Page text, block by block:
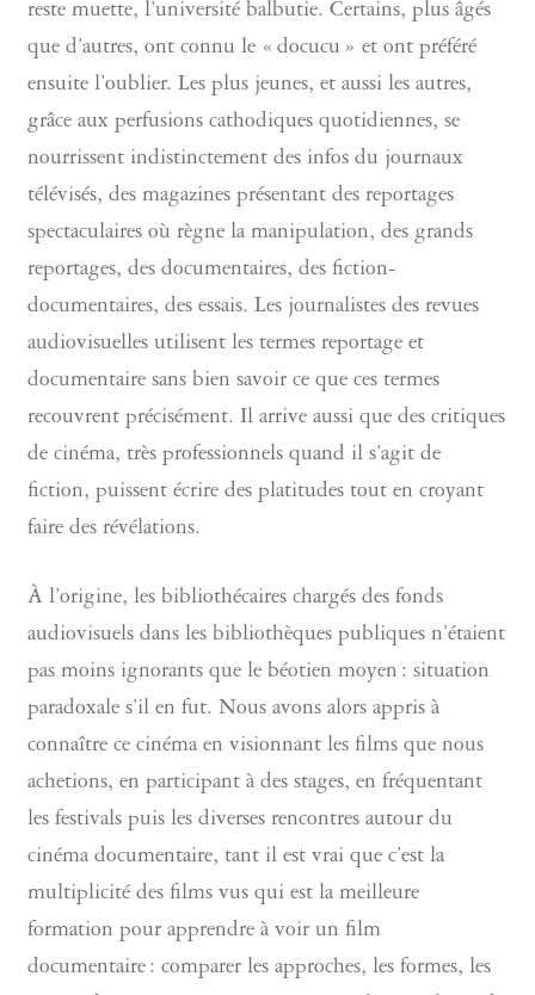
reste muette, l’université balbutie. Certains, plus âgés
que d’autres, ont connu le « docucu » et ont préféré
ensuite l’oublier. Les plus jeunes, et aussi les autres,
grâce aux perfusions cathodiques quotidiennes, se
nourrissent indistinctement des infos du journaux
télévisés, des magazines présentant des reportages
spectaculaires où règne la manipulation, des grands
reportages, des documentaires, des fiction-
documentaires, des essais. Les journalistes des revues
audiovisuelles utilisent les termes reportage et
documentaire sans bien savoir ce que ces termes
recouvrent précisément. Il arrive aussi que des critiques
de cinéma, très professionnels quand il s’agit de
fiction, puissent écrire des platitudes tout en croyant
faire des révélations.
À l’origine, les bibliothécaires chargés des fonds
audiovisuels dans les bibliothèques publiques n’étaient
pas moins ignorants que le béotien moyen : situation
paradoxale s’il en fut. Nous avons alors appris à
connaître ce cinéma en visionnant les films que nous
achetions, en participant à des stages, en fréquentant
les festivals puis les diverses rencontres autour du
cinéma documentaire, tant il est vrai que c’est la
multiplicité des films vus qui est la meilleure
formation pour apprendre à voir un film
documentaire : comparer les approches, les formes, les